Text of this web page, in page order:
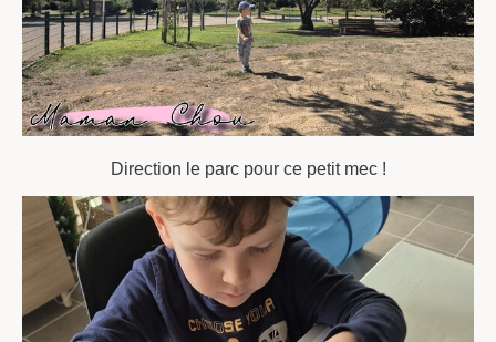
Direction le parc pour ce petit mec !